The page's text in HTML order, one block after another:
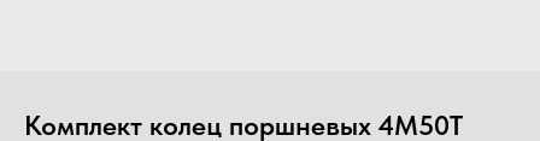
Комплект колец поршневых 4M50T